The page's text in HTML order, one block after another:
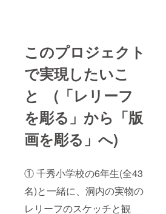
このプロジェクト
で実現したいこ
と (「レリーフ
を彫る」から「版
画を彫る」へ)
① 千秀小学校の6年生(全43
名)と一緒に、洞内の実物の
レリーフのスケッチと観